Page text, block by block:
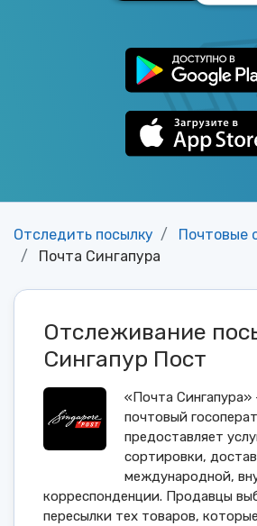
Отследить посылку
Почтовые
Почта Сингапура
Отслеживание
Сингапур Пост
«Почта Сингапура»
почтовый
предоставляет
сортировки,
международной,
корреспонденции. Продавцы
пересылки тех товаров, которые